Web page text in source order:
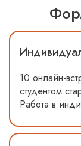
10 онлайн-
студентом
Работа в